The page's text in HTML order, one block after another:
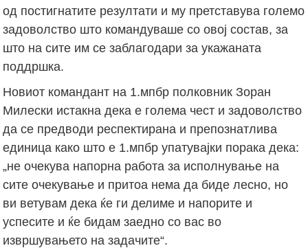
од постигнатите резултати и му претставува големо
задоволство што командуваше со овој состав, за
што на сите им се заблагодари за укажаната
поддршка.
Новиот командант на 1.мпбр полковник Зоран
Милески истакна дека е голема чест и задоволство
да се предводи респектирана и препознатлива
единица како што е 1.мпбр упатувајки порака дека:
„не очекува напорна работа за исполнување на
сите очекување и притоа нема да биде лесно, но
ви ветувам дека ќе ги делиме и напорите и
успесите и ќе бидам заедно со вас во
извршувањето на задачите“.